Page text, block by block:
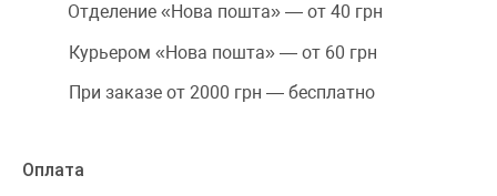
Отделение «Нова пошта» — от 40 грн
Курьером «Нова пошта» — от 60 грн
При заказе от 2000 грн — бесплатно
Оплата